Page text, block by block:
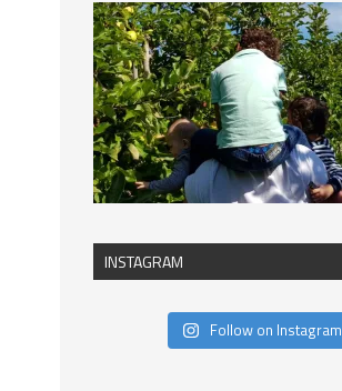
INSTAGRAM
Follow on Instagram